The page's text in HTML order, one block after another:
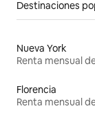
Destinaciones
Nueva York
Florencia